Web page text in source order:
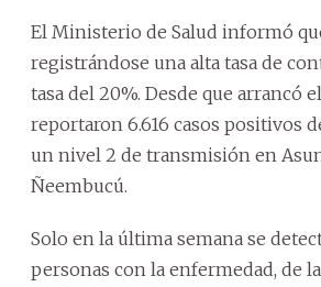
El Ministerio de Salud informó
registrándose una alta tasa de
tasa del 20%. Desde que arrancó
reportaron 6.616 casos positivos
un nivel 2 de transmisión en
Ñeembucú.
Solo en la última semana se
personas con la enfermedad, de